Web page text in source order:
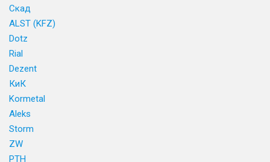
Скад
ALST (KFZ)
Dotz
Rial
Dezent
КиК
Kormetal
Aleks
Storm
ZW
PTH